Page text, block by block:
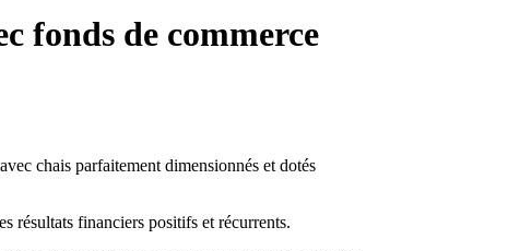
fonds de commerce
chais parfaitement dimensionnés et dotés
résultats financiers positifs et récurrents.